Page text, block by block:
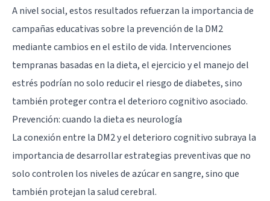
A nivel social, estos resultados refuerzan la importancia de
campañas educativas sobre la prevención de la DM2
mediante cambios en el estilo de vida. Intervenciones
tempranas basadas en la dieta, el ejercicio y el manejo del
estrés podrían no solo reducir el riesgo de diabetes, sino
también proteger contra el deterioro cognitivo asociado.
Prevención: cuando la dieta es neurología
La conexión entre la DM2 y el deterioro cognitivo subraya la
importancia de desarrollar estrategias preventivas que no
solo controlen los niveles de azúcar en sangre, sino que
también protejan la salud cerebral.